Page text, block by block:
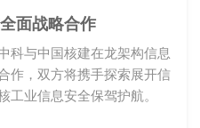
面战略合作
科与中国核建在龙架构信息
作，双方将携手探索展开信
工业信息安全保驾护航。